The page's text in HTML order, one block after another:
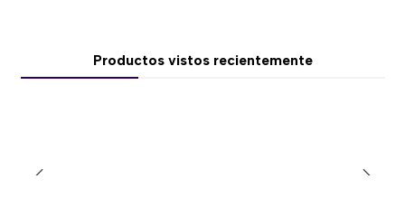
🛋️ Reposamuñecas acolchado integrado
Productos vistos recientemente